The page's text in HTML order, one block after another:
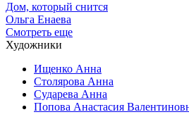
Дом, который снится
Ольга Енаева
Смотреть еще
Художники
Ищенко Анна
Столярова Анна
Сударева Анна
Попова Анастасия